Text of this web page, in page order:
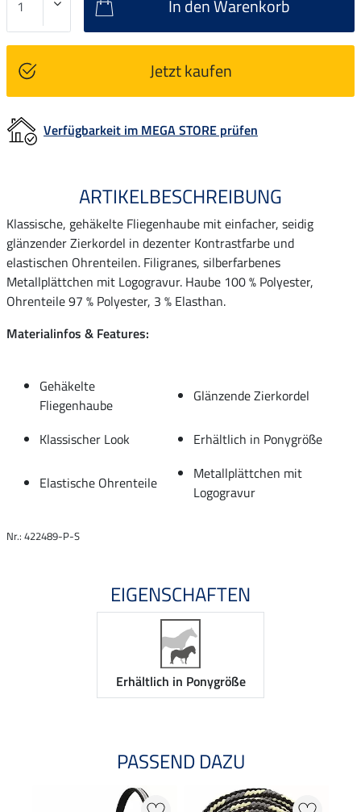
In den Warenkorb
Jetzt kaufen
Verfügbarkeit im MEGA STORE prüfen
ARTIKELBESCHREIBUNG
Klassische, gehäkelte Fliegenhaube mit einfacher, seidig
glänzender Zierkordel in dezenter Kontrastfarbe und
elastischen Ohrenteilen. Filigranes, silberfarbenes
Metallplättchen mit Logogravur. Haube 100 % Polyester,
Ohrenteile 97 % Polyester, 3 % Elasthan.
Materialinfos & Features:
Gehäkelte
Fliegenhaube
Glänzende Zierkordel
Klassischer Look Erhältlich in Ponygröße
Elastische Ohrenteile
Metallplättchen mit
Logogravur
Nr.: 422489-P-S
EIGENSCHAFTEN
Erhältlich in Ponygröße
PASSEND DAZU